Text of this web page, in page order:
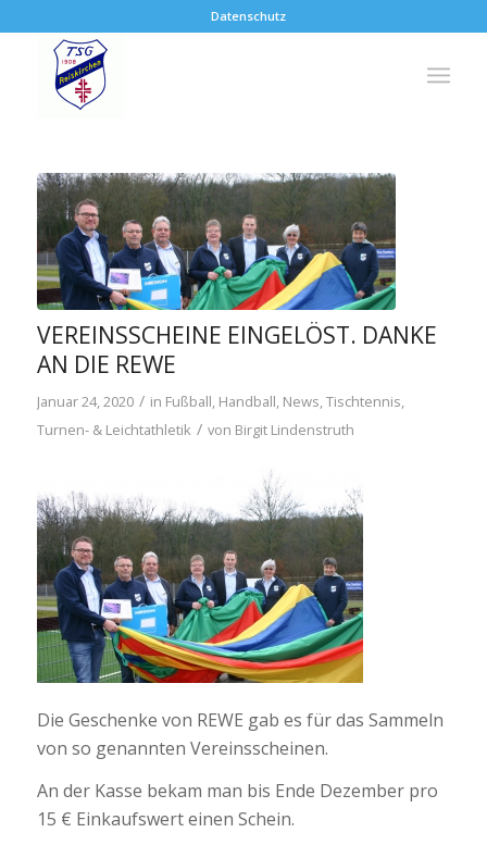
Datenschutz
VEREINSSCHEINE EINGELÖST. DANKE
AN DIE REWE
Januar 24, 2020 / in Fußball, Handball, News,Tischtennis,
Turnen- & Leichtathletik / von Birgit Lindenstruth
Die Geschenke von REWE gab es für das Sammeln
von so genannten Vereinsscheinen.
An der Kasse bekam man bis Ende Dezember pro
15 € Einkaufswert einen Schein.